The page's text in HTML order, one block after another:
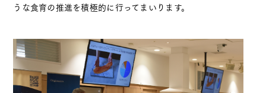
うな食育の推進を積極的に行ってまいります。